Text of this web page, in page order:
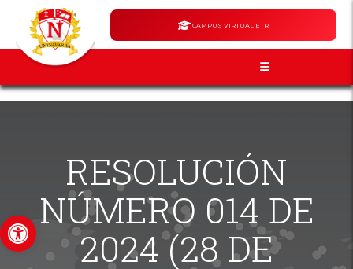
Abrir barra de herramientas
CAMPUS VIRTUAL ETR
RESOLUCIÓN
NÚMERO 014 DE
2024 (28 DE